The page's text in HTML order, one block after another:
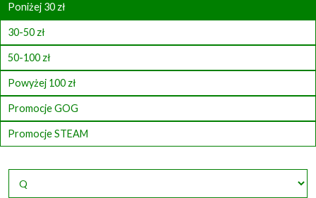
Poniżej 30 zł
30-50 zł
50-100 zł
Powyżej 100 zł
Promocje GOG
Promocje STEAM